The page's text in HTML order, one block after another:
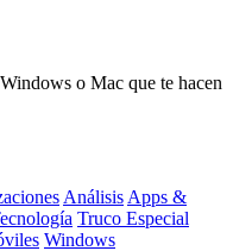
o Mac que te hacen
Análisis Apps &
Truco Especial
Windows